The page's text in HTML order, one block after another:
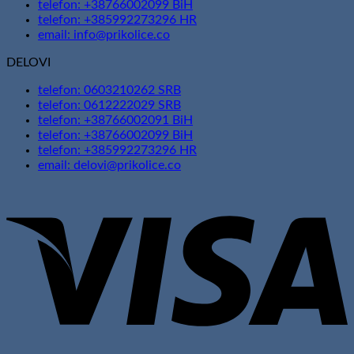
telefon: +38766002099 BiH
telefon: +385992273296 HR
email: info@prikolice.co
DELOVI
telefon: 0603210262 SRB
telefon: 0612222029 SRB
telefon: +38766002091 BiH
telefon: +38766002099 BiH
telefon: +385992273296 HR
email: delovi@prikolice.co